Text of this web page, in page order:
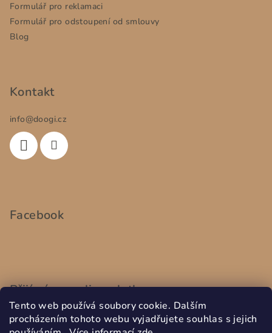
Tento web používá soubory cookie. Dalším
procházením tohoto webu vyjadřujete souhlas s jejich
Formulář pro reklamaci
Formulář pro odstoupení od smlouvy
Blog
Kontakt
info@doogi.cz
Facebook
Přijímáme online platby